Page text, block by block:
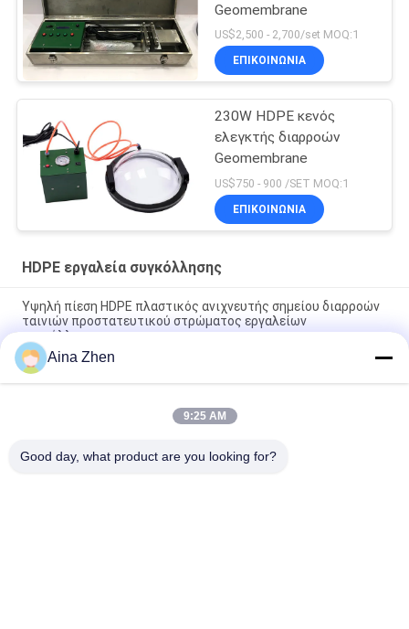
Geomembrane
US$2,500 - 2,700/set MOQ:1
ΕΠΙΚΟΙΝΩΝΙΑ
230W HDPE κενός
ελεγκτής διαρροών
Geomembrane
US$750 - 900 /SET MOQ:1
ΕΠΙΚΟΙΝΩΝΙΑ
HDPE εργαλεία συγκόλλησης
Υψηλή πίεση HDPE πλαστικός ανιχνευτής σημείου διαρροών
ταινιών προστατευτικού στρώματος εργαλείων
συγκόλλησης
HDPE ηλεκτρονικό Tensiometer SWT πιστοποίησης CE
Geomembrane - NS005
Υψηλή μεταβλητή ευαισθησία εργαλείων ανίχνευσης
Aina Zhen
9:25 AM
Good day, what product are you looking for?